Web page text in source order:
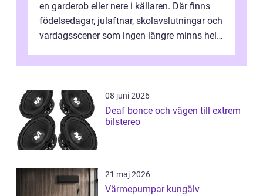
en garderob eller nere i källaren. Där finns
födelsedagar, julaftnar, skolavslutningar och
vardagsscener som ingen längre minns helt.
08 juni 2026
Deaf bonce och vägen till extrem
bilstereo
21 maj 2026
Värmepumpar kungälv